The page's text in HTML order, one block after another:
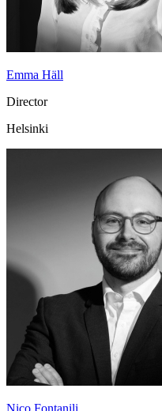
Emma Häll
Director
Helsinki
Nico Fontanili